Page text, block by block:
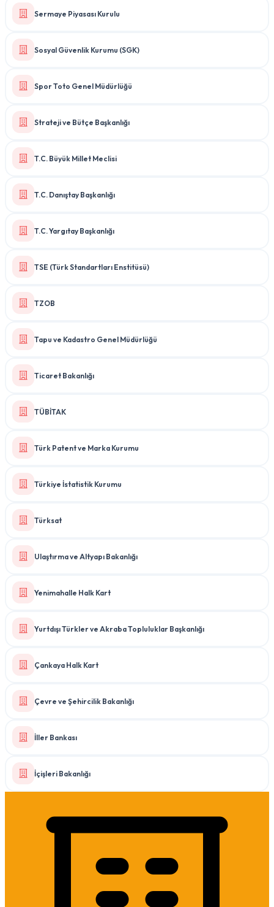
Sermaye Piyasası Kurulu
Sosyal Güvenlik Kurumu (SGK)
Spor Toto Genel Müdürlüğü
Strateji ve Bütçe Başkanlığı
T.C. Büyük Millet Meclisi
T.C. Danıştay Başkanlığı
T.C. Yargıtay Başkanlığı
TSE (Türk Standartları Enstitüsü)
TZOB
Tapu ve Kadastro Genel Müdürlüğü
Ticaret Bakanlığı
TÜBİTAK
Türk Patent ve Marka Kurumu
Türkiye İstatistik Kurumu
Türksat
Ulaştırma ve Altyapı Bakanlığı
Yenimahalle Halk Kart
Yurtdışı Türkler ve Akraba Topluluklar Başkanlığı
Çankaya Halk Kart
Çevre ve Şehircilik Bakanlığı
İller Bankası
İçişleri Bakanlığı